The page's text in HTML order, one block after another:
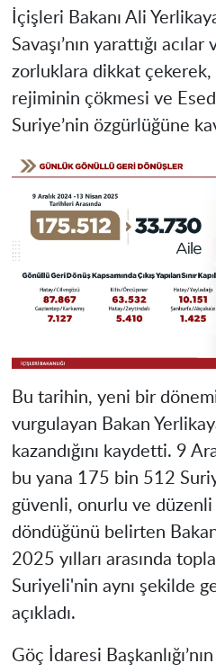
İçişleri Bakanı Ali
Savaşı’nın yarattığı
zorluklara dikkat çekerek,
rejiminin çökmesi ve
Suriye’nin özgürlüğüne
Bu tarihin, yeni bir
vurgulayan Bakan
kazandığını kaydetti. 9
bu yana 175 bin 512
güvenli, onurlu ve
döndüğünü belirten
2025 yılları arasında
Suriyeli'nin aynı şekilde
açıkladı.
Göç İdaresi